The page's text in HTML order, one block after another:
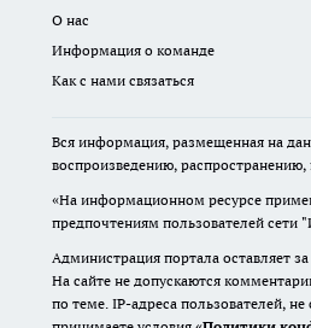
О нас
Информация о команде
Как с нами связаться
Вся информация, размещенная на
воспроизведению, распространению,
«На информационном ресурсе
предпочтениям пользователей сети
Администрация портала оставляет
На сайте не допускаются
по теме. IP-адреса пользователей,